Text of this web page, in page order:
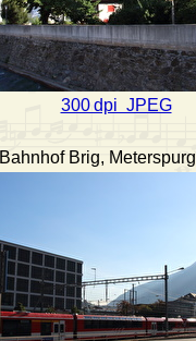
300 dpi JPEG
Bahnhof Brig,